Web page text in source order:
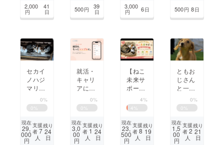
2,000
円
41
日 500円 39
日
１弾
3,000
円 6日 500円 8日
セカイ
ノハジ
マリ小
さな命
を助け
たい
0%
0
現在
29,
000
円
支援
者 7
人
残り
24
日
就活・
キャリ
アに悩
む学生
を支え
る、使
いやす
い就活
情報一
0%
0
現在
3,0
00
円
支援
者 1
人
残り
24
日
【ねこ
未来サ
ポー
ト】第
二期！
51頭の
保護猫
達を救
う手助
4%
4
現在
23,
500
円
支援
者 8
人
残り
19
日
ともお
じさん
と一緒
に保護
犬の安
心ハウ
スを作
ろう！
0%
0
現在
1,5
00
円
支援
者 2
人
残り
21
日